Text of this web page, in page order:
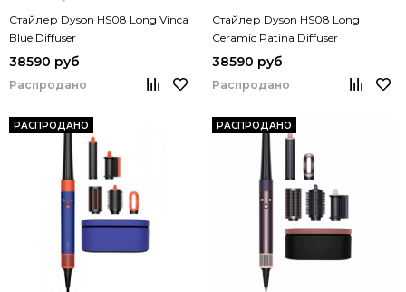
Стайлер Dyson HS08 Long Vinca
Blue Diffuser
38590 руб
Распродано
Стайлер Dyson HS08 Long
Ceramic Patina Diffuser
38590 руб
Распродано
РАСПРОДАНО РАСПРОДАНО